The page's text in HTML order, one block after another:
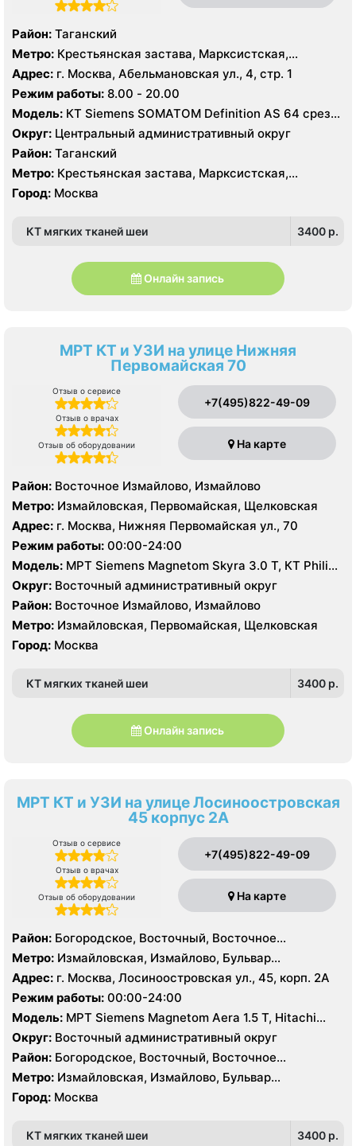
Район: Таганский
Метро: Крестьянская застава, Марксистская,
Пролетарская
Адрес: г. Москва, Абельмановская ул., 4, стр. 1
Режим работы: 8.00 - 20.00
Модель: КТ Siemens SOMATOM Definition AS 64 среза,
УЗИ GE Voluson730 Pro, Philips iE33, GE Voluson730
Expert
Округ: Центральный административный округ
Район: Таганский
Метро: Крестьянская застава, Марксистская,
Пролетарская
Город: Москва
КТ мягких тканей шеи 3400 p.
Онлайн запись
МРТ КТ и УЗИ на улице Нижняя
Первомайская 70
Отзыв о сервисе
Отзыв о врачах
Отзыв об оборудовании
+7(495)822-49-09
На карте
Район: Восточное Измайлово, Измайлово
Метро: Измайловская, Первомайская, Щелковская
Адрес: г. Москва, Нижняя Первомайская ул., 70
Режим работы: 00:00-24:00
Модель: МРТ Siemens Magnetom Skyra 3.0 Т, КТ Philips
Brilliance CT 64 среза, КТ Siemens Somatom Definition
128 срезов, УЗИ
Округ: Восточный административный округ
Район: Восточное Измайлово, Измайлово
Метро: Измайловская, Первомайская, Щелковская
Город: Москва
КТ мягких тканей шеи 3400 p.
Онлайн запись
МРТ КТ и УЗИ на улице Лосиноостровская
45 корпус 2А
Отзыв о сервисе
Отзыв о врачах
Отзыв об оборудовании
+7(495)822-49-09
На карте
Район: Богородское, Восточный, Восточное
Измайлово, Гольяново, Измайлово, Метрогородок,
Северное Измайлово, Соколиная Гора, Сокольники
Метро: Измайловская, Измайлово, Бульвар
Рокоссовского, Белокаменная , Локомотив ,
Партизанская, Первомайская, Преображенская
площадь, Ростокино, Семеновская, Соколиная гора,
Сокольники, Черкизовская, Щелковская,
Электрозаводская
Адрес: г. Москва, Лосиноостровская ул., 45, корп. 2А
Режим работы: 00:00-24:00
Модель: МРТ Siemens Magnetom Aera 1.5 T, Hitachi
Aperto 0.4 Т, КТ Philips Brilliance CT 64 среза, УЗИ
Округ: Восточный административный округ
Район: Богородское, Восточный, Восточное
Измайлово, Гольяново, Измайлово, Метрогородок,
Северное Измайлово, Соколиная Гора, Сокольники
Метро: Измайловская, Измайлово, Бульвар
Рокоссовского, Белокаменная , Локомотив ,
Партизанская, Первомайская, Преображенская
площадь, Ростокино, Семеновская, Соколиная гора,
Сокольники, Черкизовская, Щелковская,
Город: Москва
КТ мягких тканей шеи 3400 p.